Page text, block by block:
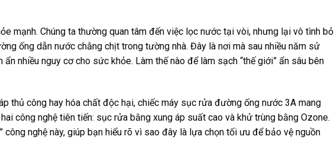
mạnh. Chúng ta thường quan tâm đến việc lọc nước tại vòi, nhưng lại vô tình bỏ
ống dẫn nước chằng chịt trong tường nhà. Đây là nơi mà sau nhiều năm sử
nhiều nguy cơ cho sức khỏe. Làm thế nào để làm sạch “thế giới” ẩn sâu bên
thủ công hay hóa chất độc hại, chiếc máy sục rửa đường ống nước 3A mang
công nghệ tiên tiến: sục rửa bằng xung áp suất cao và khử trùng bằng Ozone.
công nghệ này, giúp bạn hiểu rõ vì sao đây là lựa chọn tối ưu để bảo vệ nguồn